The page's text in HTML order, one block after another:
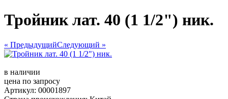
Тройник лат. 40 (1 1/2") ник.
« ПредыдущийСледующий »
в наличии
цена по запросу
Артикул: 00001897